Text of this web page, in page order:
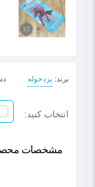
برند : یزدحوله
انتخاب کنید:
مشخصات